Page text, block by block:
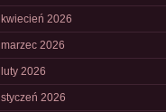
kwiecień 2026
marzec 2026
luty 2026
styczeń 2026